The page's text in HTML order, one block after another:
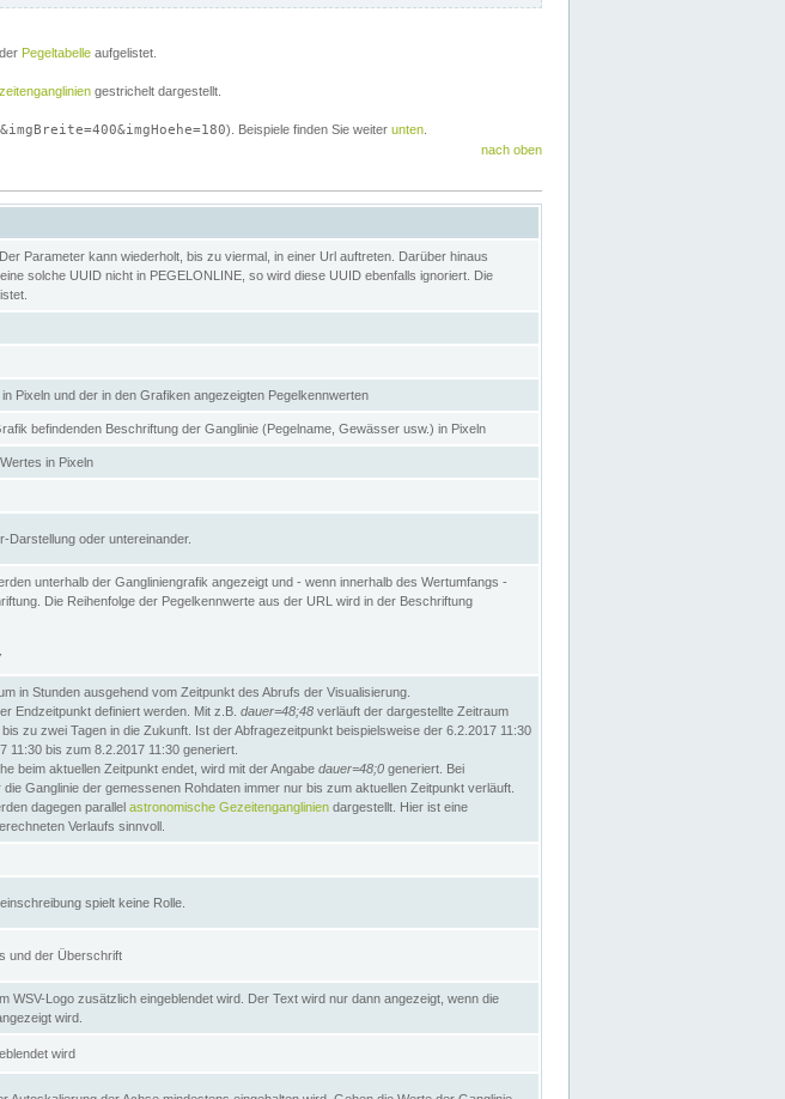
Pegeltabelle aufgelistet.
gestrichelt dargestellt.
&imgBreite=400&imgHoehe=180). Beispiele finden Sie weiter unten
nach oben
Parameter kann wiederholt, bis zu viermal, in einer Url auftreten. Darüber hinaus
solche UUID nicht in PEGELONLINE, so wird diese UUID ebenfalls ignoriert. Die
Pixeln und der in den Grafiken angezeigten Pegelkennwerten
befindenden Beschriftung der Ganglinie (Pegelname, Gewässer usw.) in Pixeln
in Pixeln
Darstellung oder untereinander.
unterhalb der Gangliniengrafik angezeigt und - wenn innerhalb des Wertumfangs -
Die Reihenfolge der Pegelkennwerte aus der URL wird in der Beschriftung
in Stunden ausgehend vom Zeitpunkt des Abrufs der Visualisierung.
Endzeitpunkt definiert werden. Mit z.B. dauer=48;48 verläuft der dargestellte Zeitraum
zu zwei Tagen in die Zukunft. Ist der Abfragezeitpunkt beispielsweise der 6.2.2017 11:30
11:30 bis zum 8.2.2017 11:30 generiert.
beim aktuellen Zeitpunkt endet, wird mit der Angabe dauer=48;0 generiert. Bei
Ganglinie der gemessenen Rohdaten immer nur bis zum aktuellen Zeitpunkt verläuft.
dagegen parallel astronomische Gezeitenganglinien dargestellt. Hier ist eine
Verlaufs sinnvoll.
spielt keine Rolle.
und der Überschrift
WSV-Logo zusätzlich eingeblendet wird. Der Text wird nur dann angezeigt, wenn die
wird.
wird